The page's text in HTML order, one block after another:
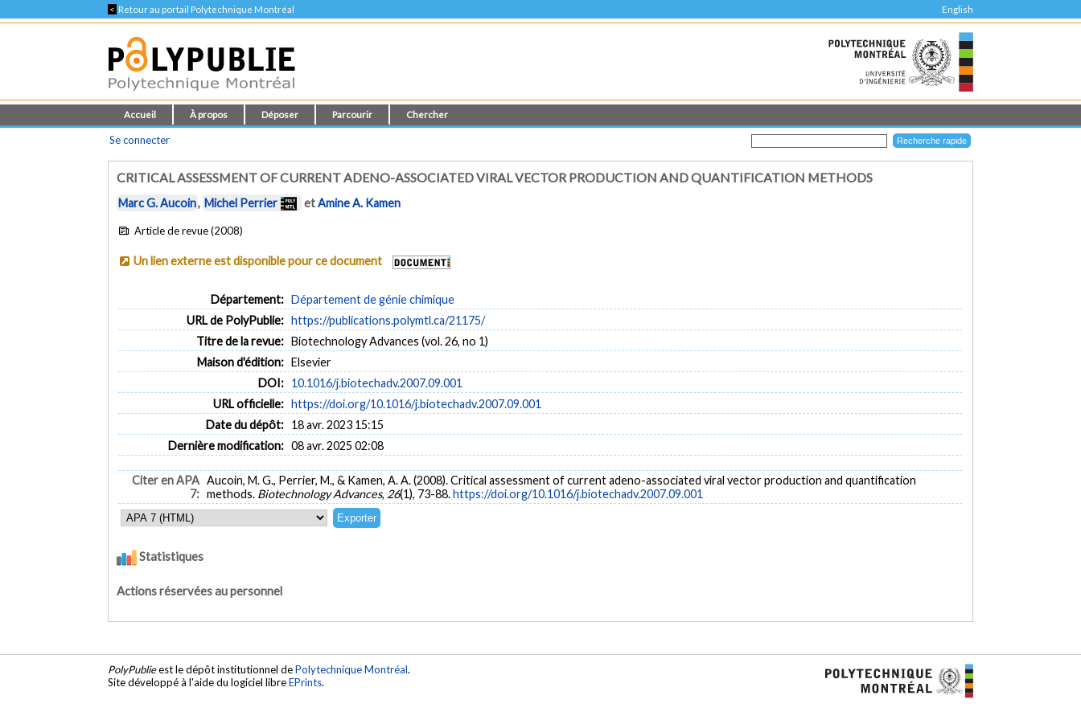
< Retour au portail Polytechnique Montréal English
Accueil À propos Déposer Parcourir Chercher
Se connecter
CRITICAL ASSESSMENT OF CURRENT ADENO-ASSOCIATED VIRAL VECTOR PRODUCTION AND QUANTIFICATION METHODS
Marc G. Aucoin, Michel Perrier etAmine A. Kamen
Article de revue (2008)
Un lien externe est disponible pour ce document
Département: Département de génie chimique
URL de PolyPublie: https://publications.polymtl.ca/21175/
Titre de la revue: Biotechnology Advances (vol. 26, no 1)
Maison d'édition: Elsevier
DOI: 10.1016/j.biotechadv.2007.09.001
URL officielle: https://doi.org/10.1016/j.biotechadv.2007.09.001
Date du dépôt: 18 avr. 2023 15:15
Dernière modification: 08 avr. 2025 02:08
Citer en APA
7:
Aucoin, M. G., Perrier, M., & Kamen, A. A. (2008). Critical assessment of current adeno-associated viral vector production and quantification
methods. Biotechnology Advances, 26(1), 73-88.https://doi.org/10.1016/j.biotechadv.2007.09.001
Statistiques
Actions réservées au personnel
PolyPublieest le dépôt institutionnel dePolytechnique Montréal.
Site développé à l'aide du logiciel libreEPrints.